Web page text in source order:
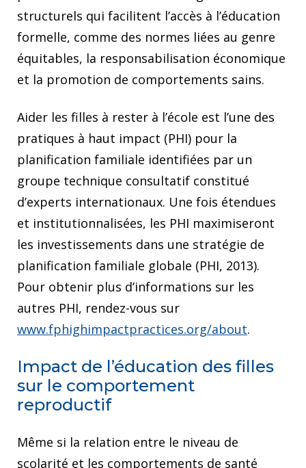
structurels qui facilitent l’accès à l’éducation
formelle, comme des normes liées au genre
équitables, la responsabilisation économique
et la promotion de comportements sains.
Aider les filles à rester à l’école est l’une des
pratiques à haut impact (PHI) pour la
planification familiale identifiées par un
groupe technique consultatif constitué
d’experts internationaux. Une fois étendues
et institutionnalisées, les PHI maximiseront
les investissements dans une stratégie de
planification familiale globale (PHI, 2013).
Pour obtenir plus d’informations sur les
autres PHI, rendez-vous sur
www.fphighimpactpractices.org/about.
Impact de l’éducation des filles
sur le comportement
reproductif
Même si la relation entre le niveau de
scolarité et les comportements de santé